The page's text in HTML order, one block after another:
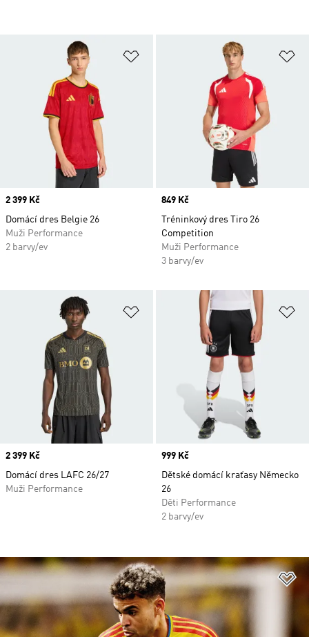
Přidat do seznamu přání
Price
2 399 Kč
Domácí dres Belgie 26
Muži Performance
2 barvy/ev
Price
849 Kč
Tréninkový dres Tiro 26
Competition
Muži Performance
3 barvy/ev
Přidat do seznamu přání
Price
2 399 Kč
Domácí dres LAFC 26/27
Muži Performance
Price
999 Kč
Dětské domácí kraťasy Německo
26
Děti Performance
2 barvy/ev